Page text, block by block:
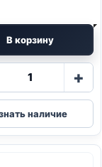
В корзину
Количество
Pro
Plan
Vet
+
наличие